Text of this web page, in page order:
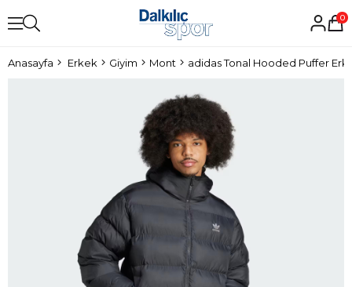
0
Anasayfa Erkek Giyim Mont adidas Tonal Hooded Puffer